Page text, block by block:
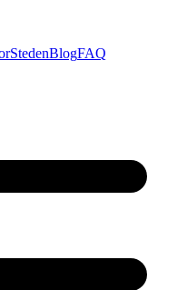
StedenBlogFAQ